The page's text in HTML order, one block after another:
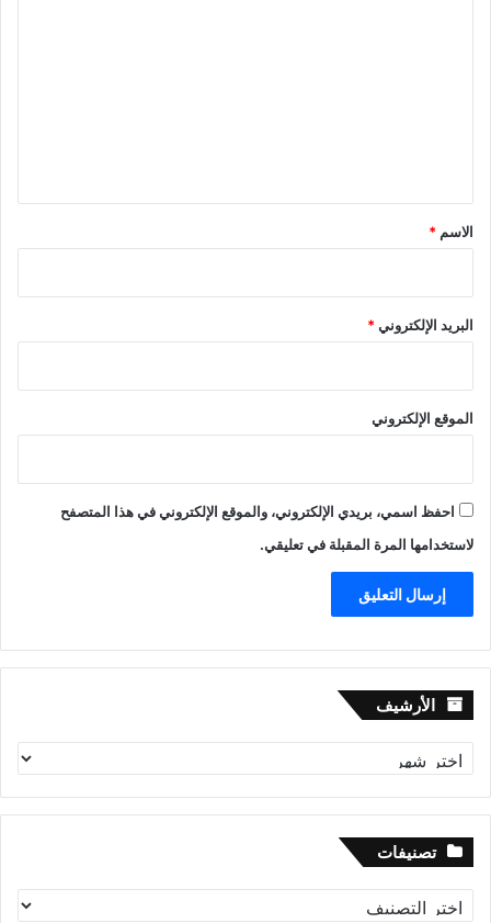
*
الاسم *
البريد الإلكتروني*
الموقع الإلكتروني
احفظ اسمي، بريدي الإلكتروني، والموقع الإلكتروني في هذا المتصفح
لاستخدامها المرة المقبلة في تعليقي.
الأرشيف الأرشيف
تصنيفات
تصنيفات